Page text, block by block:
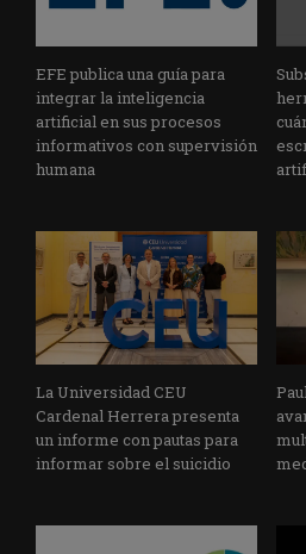
EFE publica una guía para
integrar la inteligencia
artificial en sus procesos
informativos con supervisión
humana
La Universidad CEU
Cardenal Herrera presenta
un informe con pautas para
informar sobre el suicidio